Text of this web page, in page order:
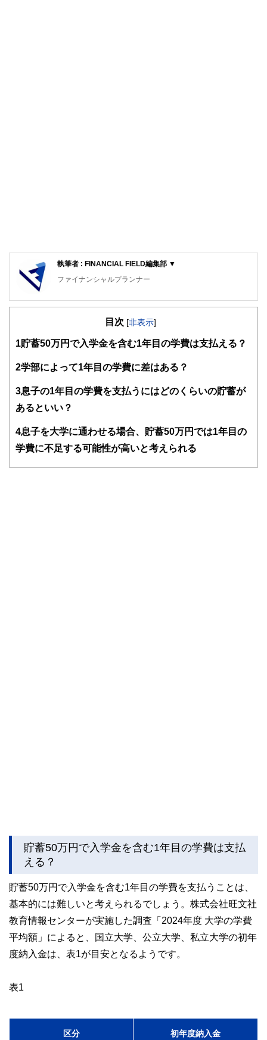
執筆者 : FINANCIAL FIELD編集部 ▼
ファイナンシャルプランナー
FinancialField編集部は、金融、経済に関する記事を、日々
知識がない方でも理解できるようわかりやすく発信していま
得者を中心に「お金や暮らし」に関する書籍・雑誌の編集経
験者で構成され、企画立案から記事掲載まですべての工程に
FinancialFieldの特徴は、ファイナンシャルプランナー、弁
ドバイザー、DCプランナー、公認会計士、社会保険労務
士、行政書士、投資アナリスト、キャリアコンサルタントな
ど150名以上の有資格者を執筆者・監修者として迎え、むず
をわかりやすく発信している点です。
目次 [非表示]
1 貯蓄50万円で入学金を含む1年目の学費は支払える？
2学部によって1年目の学費に差はある？
3息子の1年目の学費を支払うにはどのくらいの貯蓄が
あるといい？
4息子を大学に通わせる場合、貯蓄50万円では1年目の
学費に不足する可能性が高いと考えられる
貯蓄50万円で入学金を含む1年目の学費は支払
える？
貯蓄50万円で入学金を含む1年目の学費を支払うことは、
基本的には難しいと考えられるでしょう。株式会社旺文社
教育情報センターが実施した調査「2024年度 大学の学費
平均額」によると、国立大学、公立大学、私立大学の初年
度納入金は、表1が目安となるようです。
表1
区分 初年度納入金